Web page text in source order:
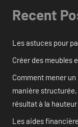
Recent
Les astuces pour
Créer des meubles
Comment mener
manière
résultat à la
Les aides